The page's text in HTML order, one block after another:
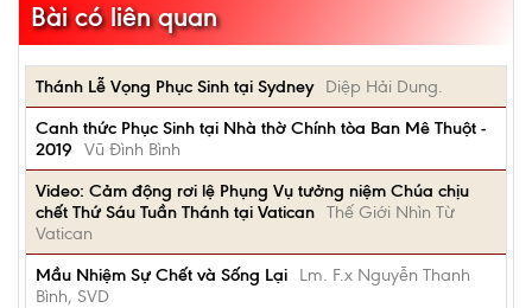
Bài có liên quan
Thánh Lễ Vọng Phục Sinh tại Sydney
Diệp Hải Dung.
Canh thức Phục Sinh tại Nhà thờ Chính tòa Ban Mê Thuột -
2019
Vũ Đình Bình
Video: Cảm động rơi lệ Phụng Vụ tưởng niệm Chúa chịu
chết Thứ Sáu Tuần Thánh tại Vatican Thế Giới Nhìn Từ
Vatican
Mầu Nhiệm Sự Chết và Sống Lại
Lm. F.x Nguyễn Thanh
Bình, SVD